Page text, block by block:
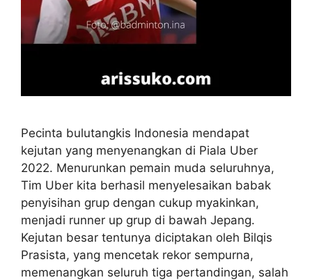
Pecinta bulutangkis Indonesia mendapat
kejutan yang menyenangkan di Piala Uber
2022. Menurunkan pemain muda seluruhnya,
Tim Uber kita berhasil menyelesaikan babak
penyisihan grup dengan cukup myakinkan,
menjadi runner up grup di bawah Jepang.
Kejutan besar tentunya diciptakan oleh Bilqis
Prasista, yang mencetak rekor sempurna,
memenangkan seluruh tiga pertandingan, salah